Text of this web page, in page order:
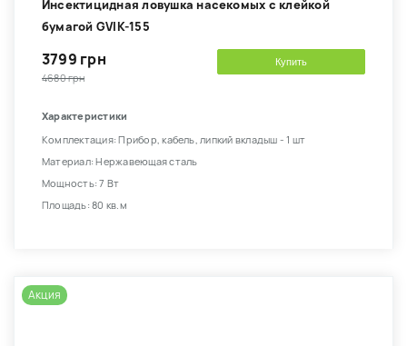
Инсектицидная ловушка насекомых с клейкой
бумагой GVIK-155
3799 грн
4680 грн
Купить
Характеристики
Комплектация: Прибор, кабель, липкий вкладыш - 1 шт
Материал: Нержавеющая сталь
Мощность: 7 Вт
Площадь: 80 кв.м
Акция